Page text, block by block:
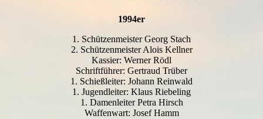
1994er
1. Schützenmeister Georg Stach
2. Schützenmeister Alois Kellner
Kassier: Werner Rödl
Schriftführer: Gertraud Trüber
1. Schießleiter: Johann Reinwald
1. Jugendleiter: Klaus Riebeling
1. Damenleiter Petra Hirsch
Waffenwart: Josef Hamm